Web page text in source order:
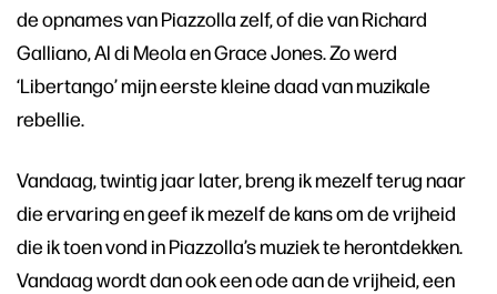
de opnames van Piazzolla zelf, of die van Richard
Galliano, Al di Meola en Grace Jones. Zo werd
‘Libertango’ mijn eerste kleine daad van muzikale
rebellie.
Vandaag, twintig jaar later, breng ik mezelf terug naar
die ervaring en geef ik mezelf de kans om de vrijheid
die ik toen vond in Piazzolla’s muziek te herontdekken.
Vandaag wordt dan ook een ode aan de vrijheid, een